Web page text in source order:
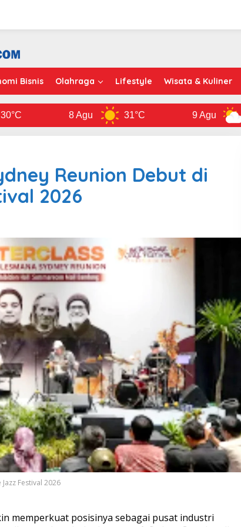
Bisnis Olahraga Lifestyle Wisata & Kuliner
31°C 31°C
Reunion Debut di
2026
Festival 2026
memperkuat posisinya sebagai pusat industri